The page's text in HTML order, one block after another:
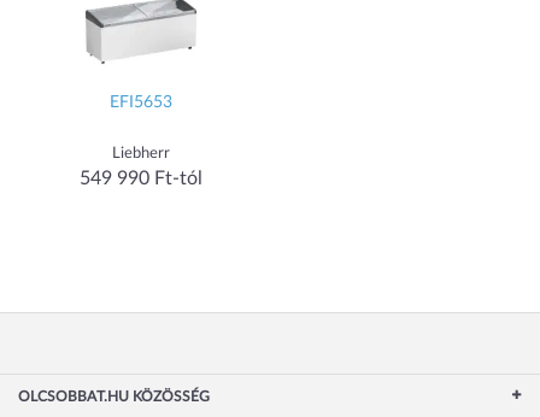
EFI5653
Liebherr
549 990 Ft-tól
OLCSOBBAT.HU KÖZÖSSÉG